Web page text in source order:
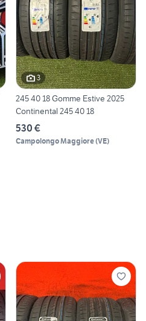
3
245 40 18 Gomme Estive 2025
Continental 245 40 18
530 €
Campolongo Maggiore(VE)